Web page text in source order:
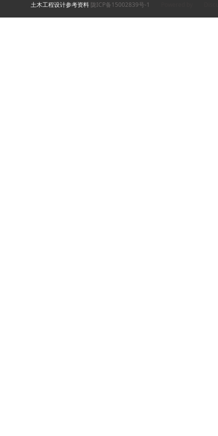
土木工程设计参考资料 陇ICP备15002839号-1